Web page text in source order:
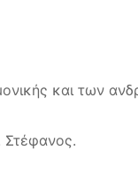
και των
Στέφανος.